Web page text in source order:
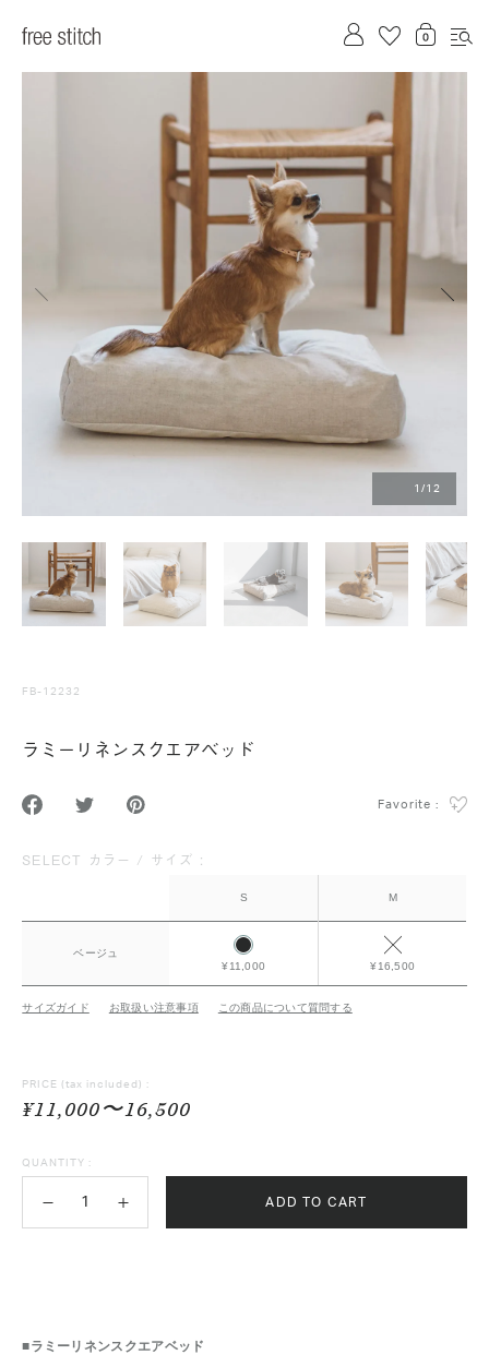
前へ 次へ
1/ 12
FB-12232
ラミーリネンスクエアベッド
Favorite :
SELECT カラー / サイズ :
S M
ベージュ
¥11,000
¥16,500
サイズガイド お取扱い注意事項 この商品について質問する
PRICE (tax included) :
¥11,000〜16,500
QUANTITY :
ADD TO CART
■ラミーリネンスクエアベッド